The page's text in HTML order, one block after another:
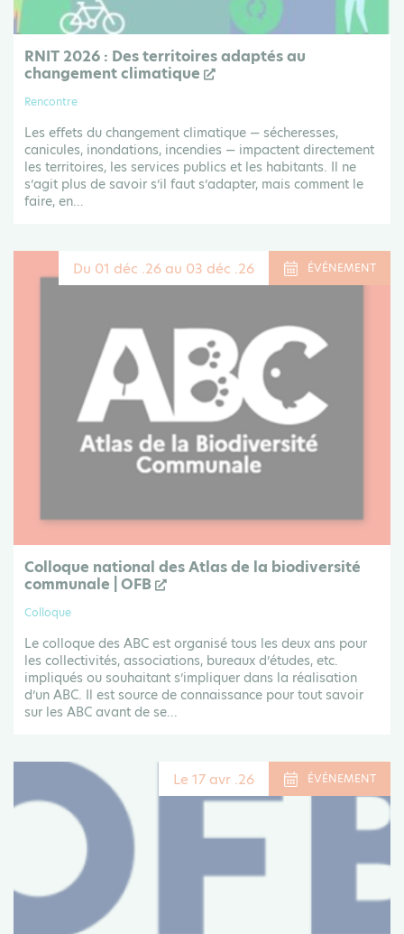
RNIT 2026 : Des territoires adaptés au
changement climatique
Rencontre
Les effets du changement climatique — sécheresses,
canicules, inondations, incendies — impactent directement
les territoires, les services publics et les habitants. Il ne
s’agit plus de savoir s’il faut s’adapter, mais comment le
faire, en...
Du 01 déc .26 au 03 déc .26 ÉVÉNEMENT
Colloque national des Atlas de la biodiversité
communale | OFB
Colloque
Le colloque des ABC est organisé tous les deux ans pour
les collectivités, associations, bureaux d’études, etc.
impliqués ou souhaitant s’impliquer dans la réalisation
d’un ABC. Il est source de connaissance pour tout savoir
sur les ABC avant de se...
Le 17 avr .26 ÉVÉNEMENT